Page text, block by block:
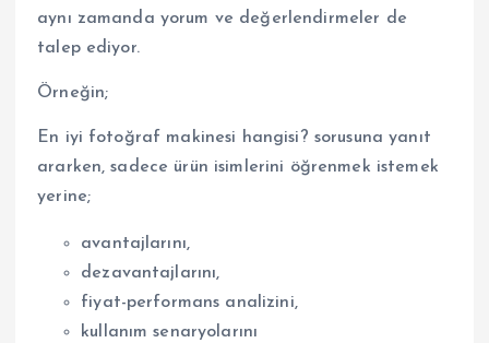
aynı zamanda yorum ve değerlendirmeler de
talep ediyor.
Örneğin;
En iyi fotoğraf makinesi hangisi? sorusuna yanıt
ararken, sadece ürün isimlerini öğrenmek istemek
yerine;
avantajlarını,
dezavantajlarını,
fiyat-performans analizini,
kullanım senaryolarını